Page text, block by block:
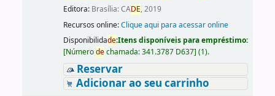
Editora: Brasília: CADE, 2019
Recursos online:Clique aqui para acessar online
Disponibilidade:Itens disponíveis para empréstimo:
[Númerodechamada:341.3787 D637] (1).
Reservar
Adicionar ao seu carrinho